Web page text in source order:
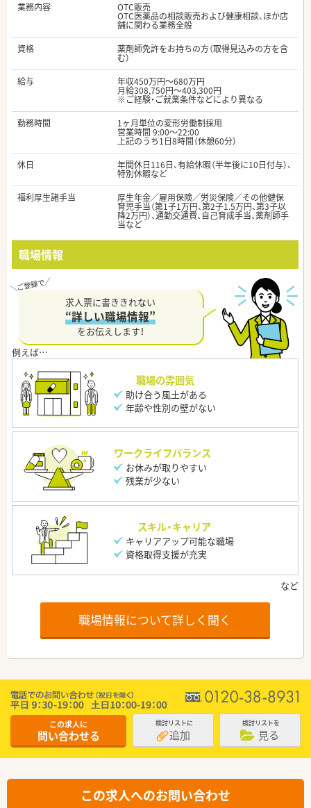
業務内容
OTC販売
OTC医薬品の相談販売および健康相談、ほか店
舗に関わる業務全般
資格
薬剤師免許をお持ちの方（取得見込みの方を含
む）
給与
年収450万円～680万円
月給308,750円～403,300円
※ご経験・ご就業条件などにより異なる
勤務時間
1ヶ月単位の変形労働制採用
営業時間 9:00～22:00
上記のうち1日8時間（休憩60分）
休日
年間休日116日、有給休暇（半年後に10日付与）、
特別休暇など
福利厚生諸手当
厚生年金／雇用保険／労災保険／その他健保
育児手当（第1子1万円、第2子1.5万円、第3子以
降2万円）、通勤交通費、自己育成手当、薬剤師手
当など
職場情報
求人票に書ききれない
“詳しい職場情報”
をお伝えします！
職場の雰囲気
助け合う風土がある
年齢や性別の壁がない
ワークライフバランス
お休みが取りやすい
残業が少ない
スキル・キャリア
キャリアアップ可能な職場
資格取得支援が充実
職場情報について詳しく聞く
この求人に
問い合わせる
検討リストに
追加
検討リストを
見る
この求人へのお問い合わせ